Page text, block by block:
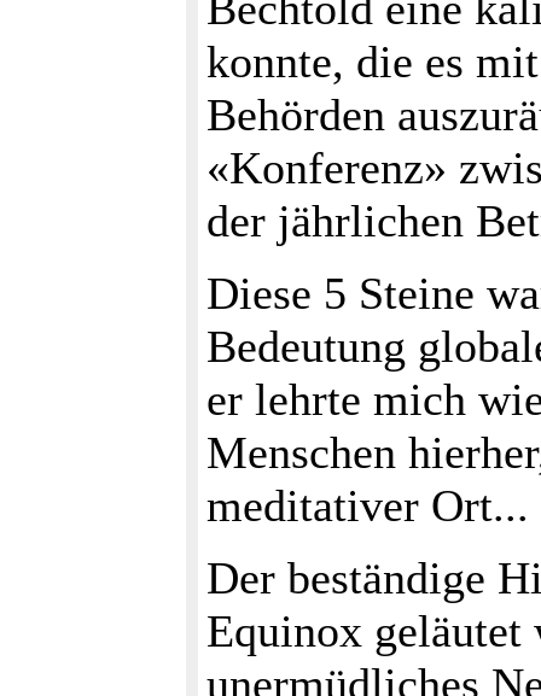
konnte, die es
Behörden
«Konferenz»
der jährlichen
Diese 5 Steine
Bedeutung
er lehrte mich
Menschen
meditativer Ort...
Der beständige
Equinox geläutet
unermüdliches